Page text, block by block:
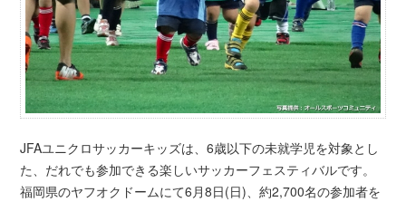
JFAユニクロサッカーキッズは、6歳以下の未就学児を対象とし
た、だれでも参加できる楽しいサッカーフェスティバルです。
福岡県のヤフオクドームにて6月8日(日)、約2,700名の参加者を